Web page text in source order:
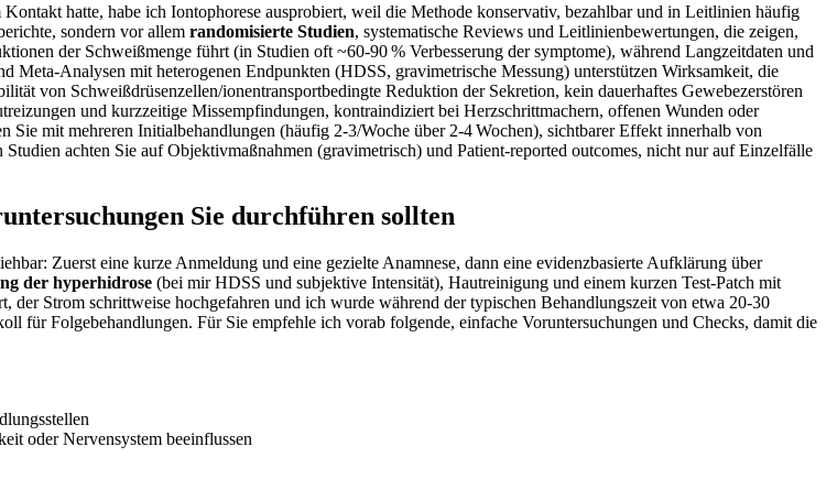
hatte, habe ich Iontophorese ausprobiert, weil die Methode ⁤konservativ, bezahlbar und in Leitlinien häufig
sondern vor allem randomisierte Studien, systematische‌ Reviews ‍und Leitlinienbewertungen, die zeigen,⁤
⁤der Schweißmenge führt (in Studien‌ oft ​~60-90 % Verbesserung der symptome),⁢ während Langzeitdaten und
Meta-Analysen ⁤mit heterogenen​ Endpunkten (HDSS, gravimetrische Messung) unterstützen Wirksamkeit, die
⁣von Schweißdrüsenzellen/ionentransportbedingte Reduktion​ der Sekretion, kein dauerhaftes Gewebezerstören
und⁢ kurzzeitige Missempfindungen,​ kontraindiziert bei Herzschrittmachern, offenen Wunden oder‌
Sie mit mehreren Initialbehandlungen (häufig 2-3/Woche über 2-4 Wochen), sichtbarer Effekt​ innerhalb⁣ von
achten⁣ Sie auf Objektivmaßnahmen (gravimetrisch) ​und Patient-reported outcomes, nicht nur auf Einzelfälle
Sie durchführen sollten
⁢Zuerst eine kurze Anmeldung ⁢und eine gezielte Anamnese, dann eine evidenzbasierte Aufklärung über
der hyperhidrose (bei mir​ HDSS ⁢und subjektive Intensität), Hautreinigung​ und einem kurzen Test-Patch mit‌
Strom schrittweise hochgefahren und ich⁢ wurde während der typischen Behandlungszeit von ‍etwa 20-30‌
⁤für Folgebehandlungen. Für ⁤Sie empfehle ich vorab folgende, einfache Voruntersuchungen und Checks, damit die
oder Nervensystem ​beeinflussen